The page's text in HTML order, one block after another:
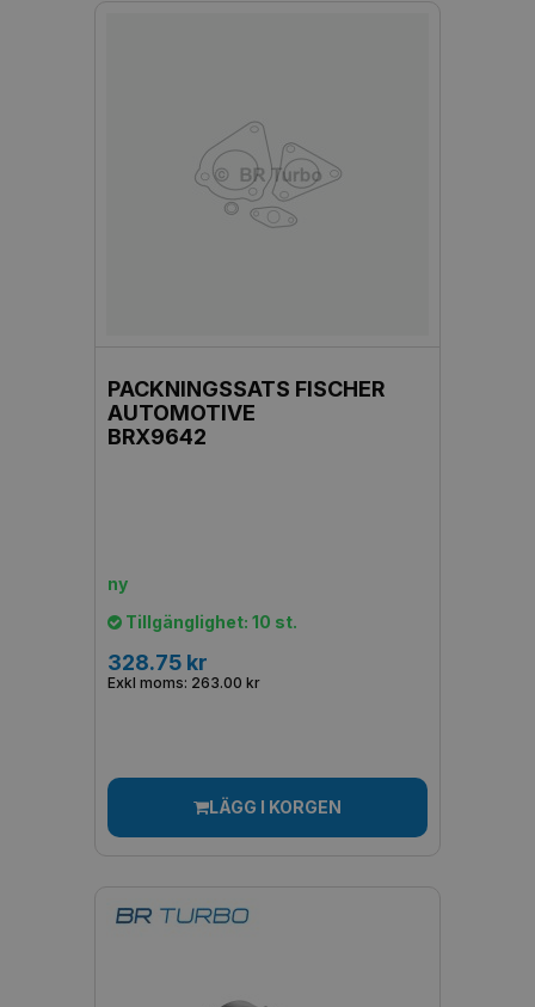
PACKNINGSSATS FISCHER
AUTOMOTIVE
BRX9642
ny
Tillgänglighet: 10 st.
328.75 kr
Exkl moms: 263.00 kr
LÄGG I KORGEN